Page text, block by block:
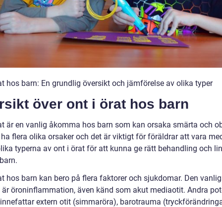
hos barn: En grundlig översikt och jämförelse av olika typer
över ont i örat hos barn
är en vanlig åkomma hos barn som kan orsaka smärta och
flera olika orsaker och det är viktigt för föräldrar att vara
typerna av ont i örat för att kunna ge rätt behandling och
hos barn kan bero på flera faktorer och sjukdomar. Den
är öroninflammation, även känd som akut mediaotit. Andra
extern otit (simmaröra), barotrauma